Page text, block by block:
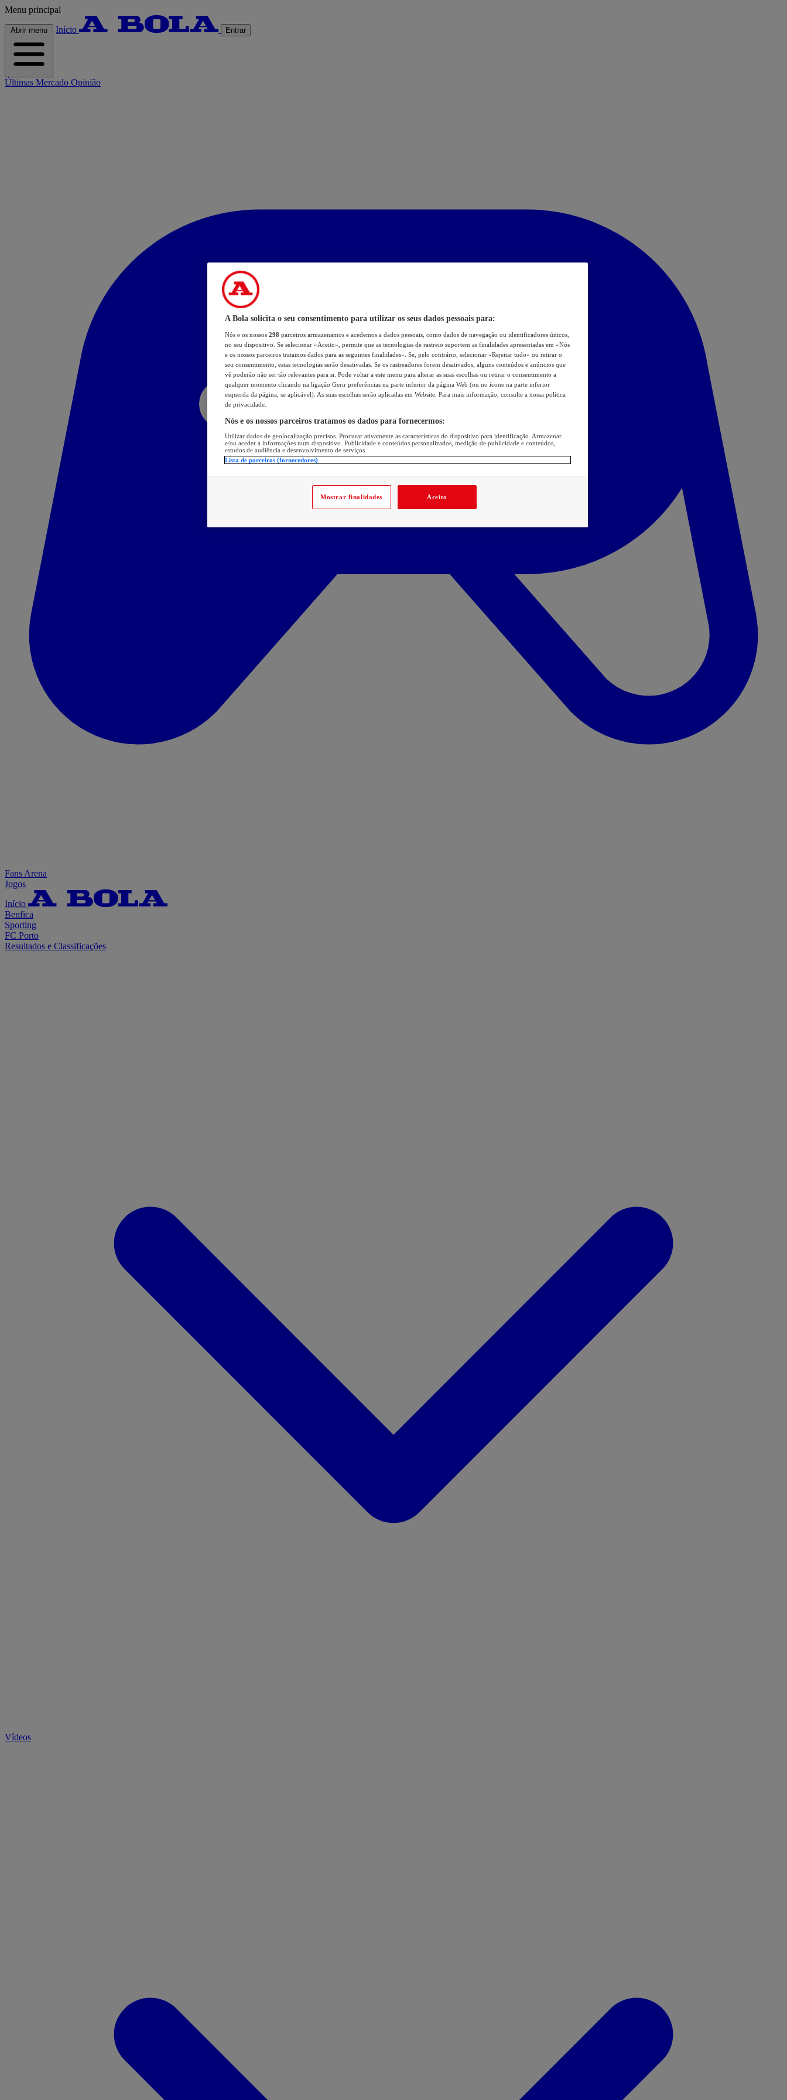
Menu principal
Abrir menu Início Entrar
Últimas Mercado Opinião
Fans Arena
Jogos
Início
Benfica
Sporting
FC Porto
Resultados e Classificações
Vídeos
A Bola solicita o seu consentimento para utilizar os seus dados pessoais para:
Nós e os nossos 298 parceiros armazenamos e acedemos a dados pessoais, como dados de navegação ou identificadores únicos,
no seu dispositivo. Se selecionar «Aceito», permite que as tecnologias de rastreio suportem as finalidades apresentadas em «Nós
e os nossos parceiros tratamos dados para as seguintes finalidades». Se, pelo contrário, selecionar «Rejeitar tudo» ou retirar o
seu consentimento, estas tecnologias serão desativadas. Se os rastreadores forem desativados, alguns conteúdos e anúncios que
vê poderão não ser tão relevantes para si. Pode voltar a este menu para alterar as suas escolhas ou retirar o consentimento a
qualquer momento clicando na ligação Gerir preferências na parte inferior da página Web (ou no ícone na parte inferior
esquerda da página, se aplicável). As suas escolhas serão aplicadas em Website. Para mais informação, consulte a nossa política
de privacidade.
Nós e os nossos parceiros tratamos os dados para fornecermos:
Utilizar dados de geolocalização precisos. Procurar ativamente as características do dispositivo para identificação. Armazenar
e/ou aceder a informações num dispositivo. Publicidade e conteúdos personalizados, medição de publicidade e conteúdos,
estudos de audiência e desenvolvimento de serviços.
Lista de parceiros (fornecedores)
Mostrar finalidades Aceito